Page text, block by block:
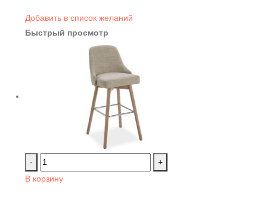
Добавить в список желаний
Быстрый просмотр
-
+
В корзину